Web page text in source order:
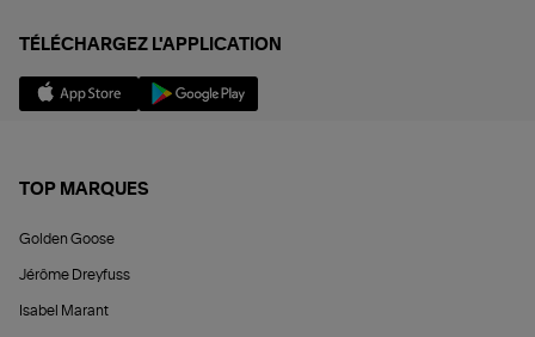
TÉLÉCHARGEZ L'APPLICATION
TOP MARQUES
Golden Goose
Jérôme Dreyfuss
Isabel Marant